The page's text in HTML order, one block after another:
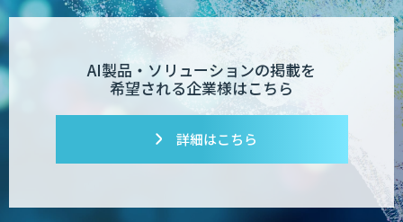
AI製品・ソリューションの掲載を
希望される企業様はこちら
詳細はこちら